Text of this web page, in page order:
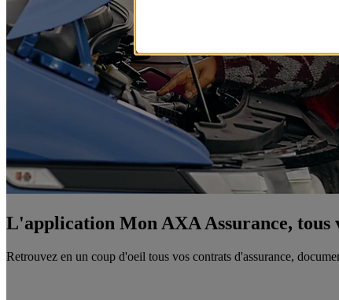
L'application Mon AXA Assurance, tous
Retrouvez en un coup d'oeil tous vos contrats d'assurance,